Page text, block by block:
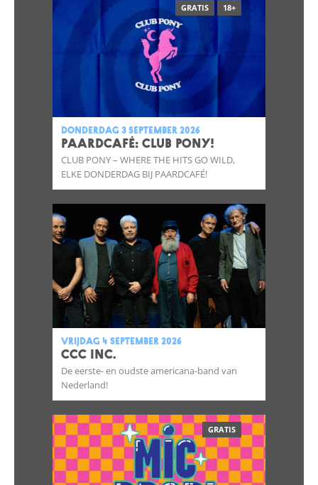
GRATIS 18+
donderdag 3 september 2026
Paardcafé: Club Pony!
CLUB PONY – WHERE THE HITS GO WILD,
ELKE DONDERDAG BIJ PAARDCAFÉ!
vrijdag 4 september 2026
CCC INC.
De eerste- en oudste americana-band van
Nederland!
GRATIS